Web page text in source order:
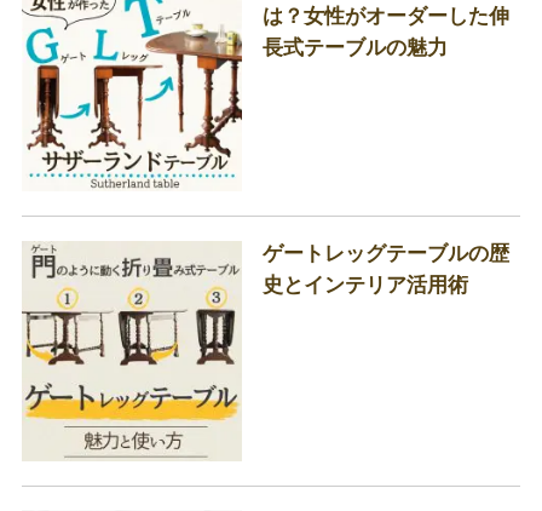
は？女性がオーダーした伸
長式テーブルの魅力
ゲートレッグテーブルの歴
史とインテリア活用術